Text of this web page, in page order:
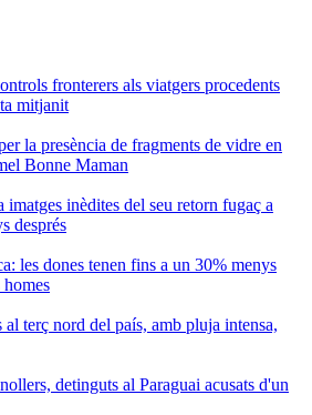
fronterers als viatgers procedents
mitjanit
la presència de fragments de vidre en
Bonne Maman
imatges inèdites del seu retorn fugaç a
després
les dones tenen fins a un 30% menys
homes
al terç nord del país, amb pluja intensa,
detinguts al Paraguai acusats d'un